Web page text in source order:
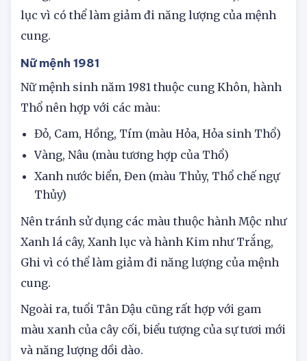
Vàng, Nâu và hành Mộc như Xanh lá cây, Xanh
lục vì có thể làm giảm đi năng lượng của mệnh
Nữ mệnh 1981
Nữ mệnh sinh năm 1981 thuộc cung Khôn, hành
Thổ nên hợp với các màu:
Đỏ, Cam, Hồng, Tím (màu Hỏa, Hỏa sinh Thổ)
Vàng, Nâu (màu tương hợp của Thổ)
Xanh nước biển, Đen (màu Thủy, Thổ chế ngự
Thủy)
Nên tránh sử dụng các màu thuộc hành Mộc như
Xanh lá cây, Xanh lục và hành Kim như Trắng,
Ghi vì có thể làm giảm đi năng lượng của mệnh
cung.
Ngoài ra, tuổi Tân Dậu cũng rất hợp với gam
màu xanh của cây cối, biểu tượng của sự tươi mới